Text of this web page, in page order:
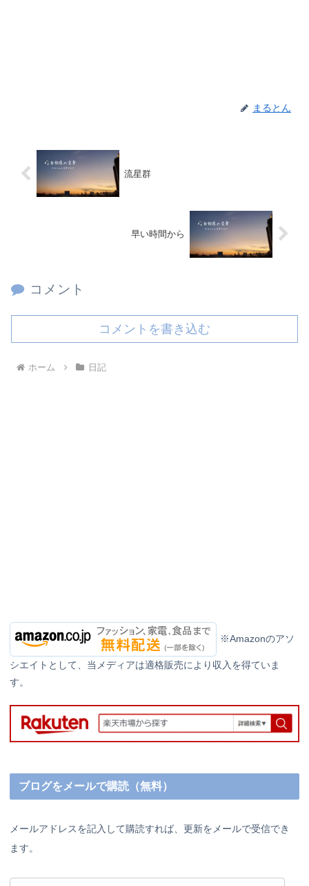
まるとん
流星群
早い時間から
コメント
コメントを書き込む
ホーム 日記
※Amazonのアソ
シエイトとして、当メディアは適格販売により収入を得ていま
す。
ブログをメールで購読（無料）
メールアドレスを記入して購読すれば、更新をメールで受信でき
ます。